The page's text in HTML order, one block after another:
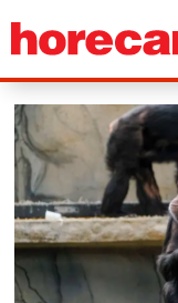
Tag: